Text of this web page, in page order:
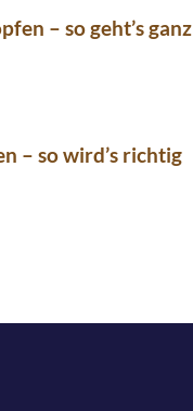
– so geht’s ganz
– so wird’s richtig